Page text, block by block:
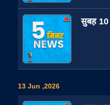
सुबह 10
13 Jun ,2026